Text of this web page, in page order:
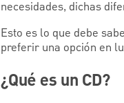
necesidades, dichas
Esto es lo que debe
preferir una opción en
¿Qué es un CD?